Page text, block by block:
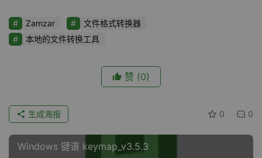
Zamzar
文件格式转换器
本地的文件转换工具
赞 (0)
0 0
生成海报
Windows 键谱 keymap_v3.5.3